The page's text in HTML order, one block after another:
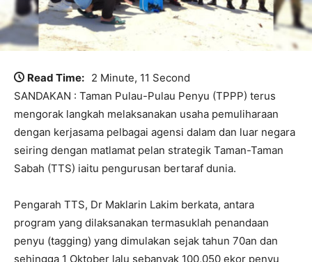
Read Time: 2 Minute, 11 Second
SANDAKAN : Taman Pulau-Pulau Penyu (TPPP) terus
mengorak langkah melaksanakan usaha pemuliharaan
dengan kerjasama pelbagai agensi dalam dan luar negara
seiring dengan matlamat pelan strategik Taman-Taman
Sabah (TTS) iaitu pengurusan bertaraf dunia.
Pengarah TTS, Dr Maklarin Lakim berkata, antara
program yang dilaksanakan termasuklah penandaan
penyu (tagging) yang dimulakan sejak tahun 70an dan
sehingga 1 Oktober lalu sebanyak 100,050 ekor penyu